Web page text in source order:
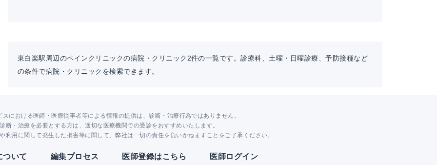
東白楽駅周辺のペインクリニックの病院・クリニック2件の一覧です。診療科、土曜・日曜診療、予防接種など
の条件で病院・クリニックを検索できます。
スにおける医師・医療従事者等による情報の提供は、診断・治療行為ではありません。
診断・治療を必要とする方は、適切な医療機関での受診をおすすめいたします。
利用に関して発生した損害等に関して、弊社は一切の責任を負いかねますことをご了承ください。
ついて 編集プロセス 医師登録はこちら 医師ログイン